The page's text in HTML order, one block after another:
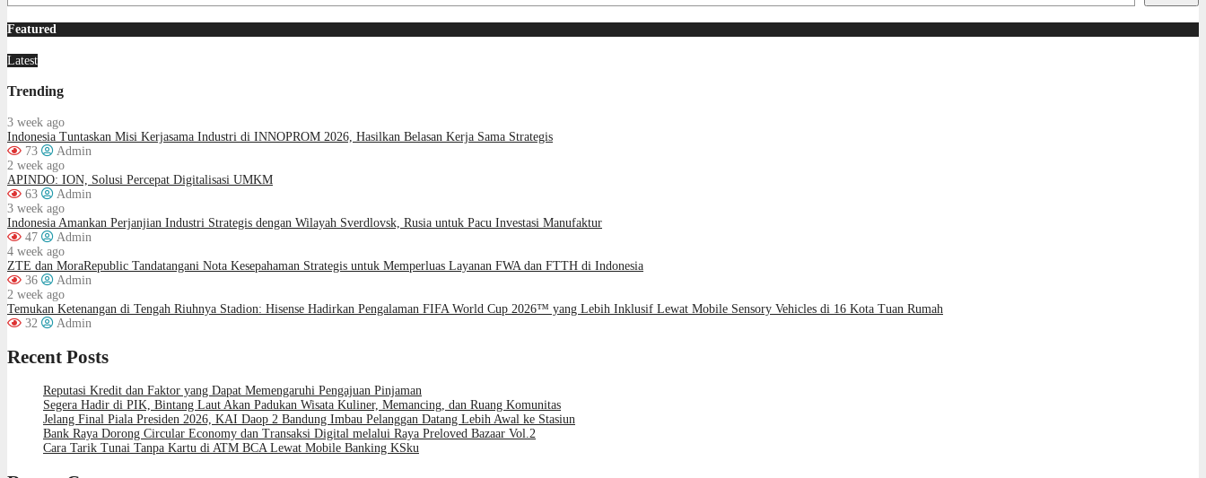
Featured
Latest
Trending
3 week ago
Indonesia Tuntaskan Misi Kerjasama Industri di INNOPROM 2026, Hasilkan Belasan Kerja Sama Strategis
73
Admin
2 week ago
APINDO: ION, Solusi Percepat Digitalisasi UMKM
63
Admin
3 week ago
Indonesia Amankan Perjanjian Industri Strategis dengan Wilayah Sverdlovsk, Rusia untuk Pacu Investasi Manufaktur
47
Admin
4 week ago
ZTE dan MoraRepublic Tandatangani Nota Kesepahaman Strategis untuk Memperluas Layanan FWA dan FTTH di Indonesia
36
Admin
2 week ago
Temukan Ketenangan di Tengah Riuhnya Stadion: Hisense Hadirkan Pengalaman FIFA World Cup 2026™ yang Lebih Inklusif Lewat Mobile Sensory Vehicles di 16 Kota Tuan Rumah
32
Admin
Recent Posts
Reputasi Kredit dan Faktor yang Dapat Memengaruhi Pengajuan Pinjaman
Segera Hadir di PIK, Bintang Laut Akan Padukan Wisata Kuliner, Memancing, dan Ruang Komunitas
Jelang Final Piala Presiden 2026, KAI Daop 2 Bandung Imbau Pelanggan Datang Lebih Awal ke Stasiun
Bank Raya Dorong Circular Economy dan Transaksi Digital melalui Raya Preloved Bazaar Vol.2
Cara Tarik Tunai Tanpa Kartu di ATM BCA Lewat Mobile Banking KSku